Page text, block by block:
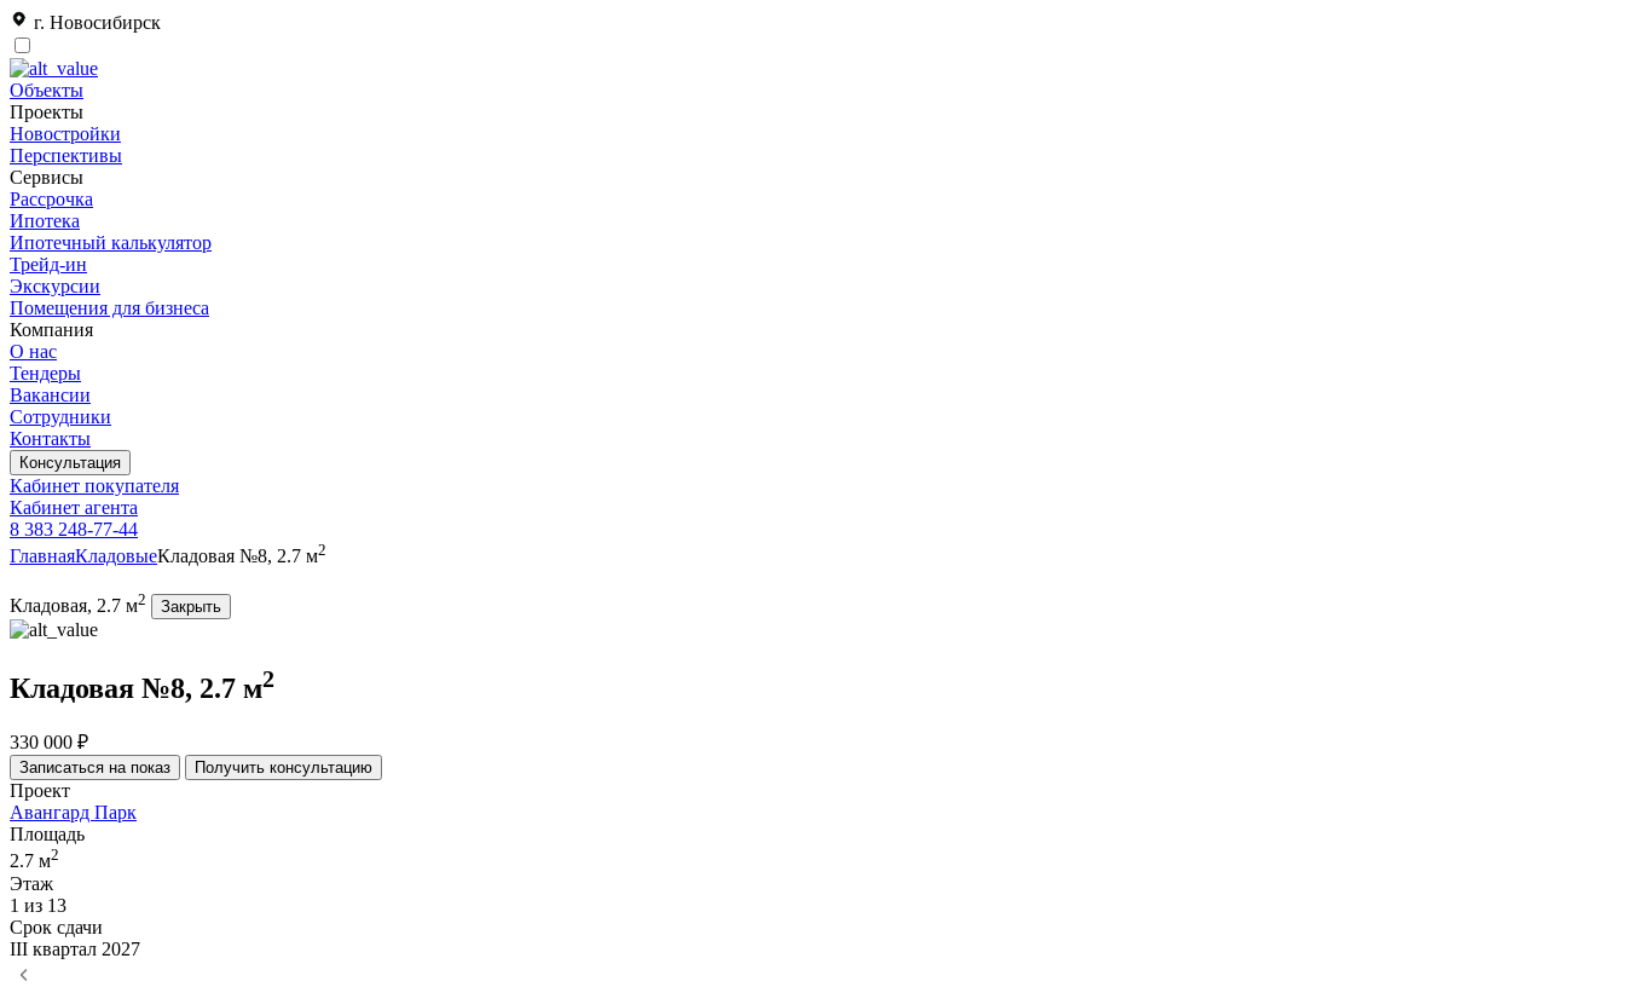
г. Новосибирск
Объекты
Проекты
Новостройки
Перспективы
Сервисы
Рассрочка
Ипотека
Ипотечный калькулятор
Трейд-ин
Экскурсии
Помещения для бизнеса
Компания
О нас
Тендеры
Вакансии
Сотрудники
Контакты
Консультация
Кабинет покупателя
Кабинет агента
8 383 248-77-44
ГлавнаяКладовыеКладовая №8, 2.7 м2
Кладовая, 2.7 м2 Закрыть
Кладовая №8, 2.7 м2
330 000 ₽
Записаться на показ Получить консультацию
Проект
Авангард Парк
Площадь
2.7 м2
Этаж
1 из 13
Срок сдачи
III квартал 2027